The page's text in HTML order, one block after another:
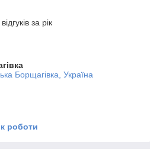
за рік
Борщагівка, Україна
роботи